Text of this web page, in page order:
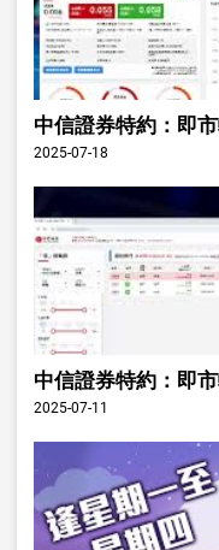
中信證券特約：即
2025-07-18
中信證券特約：即
2025-07-11